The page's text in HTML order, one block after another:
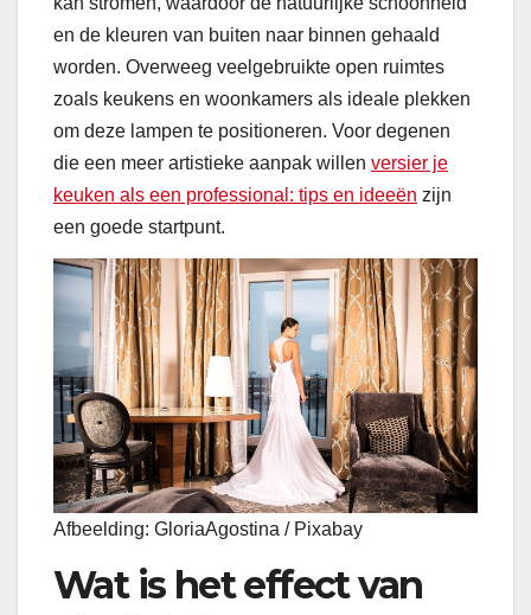
en de kleuren van buiten naar binnen gehaald
worden. Overweeg veelgebruikte open ruimtes
zoals keukens en woonkamers als ideale plekken
om deze lampen te positioneren. Voor degenen
die een meer artistieke aanpak willen versier je
keuken als een professional: tips en ideeën zijn
een goede startpunt.
Afbeelding: GloriaAgostina / Pixabay
Wat is het effect van